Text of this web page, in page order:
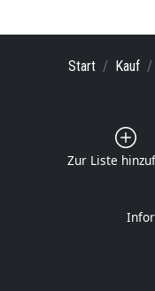
Start Kauf
Zur Liste